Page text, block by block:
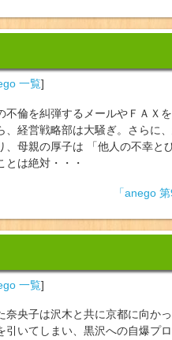
一覧]
不倫を糾弾するメールやＦＡＸ
、経営戦略部は大騒ぎ。さらに
、母親の厚子は 「他人の不幸と
とは絶対・・・
「anego
一覧]
奈央子は沢木と共に京都に向か
引いてしまい、黒沢への自爆プ